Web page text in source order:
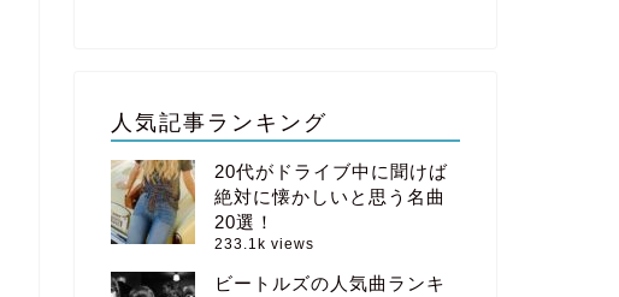
人気記事ランキング
20代がドライブ中に聞けば
絶対に懐かしいと思う名曲
20選！
233.1k views
ビートルズの人気曲ランキ